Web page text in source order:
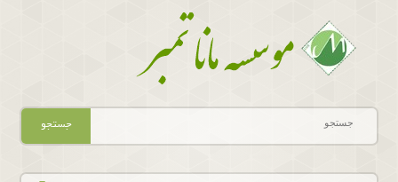
جستجو